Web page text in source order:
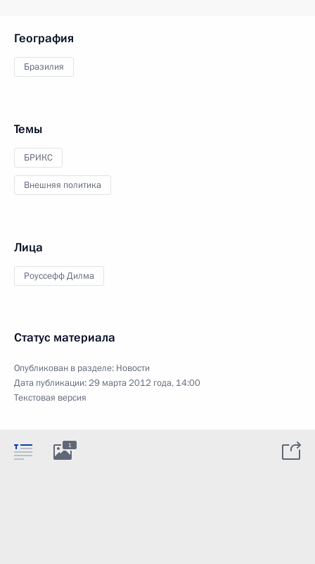
География
Бразилия
Темы
БРИКС
Внешняя политика
Лица
Роуссефф Дилма
Статус материала
Опубликован в разделе: Новости
Дата публикации:29 марта 2012 года, 14:00
Текстовая версия
1